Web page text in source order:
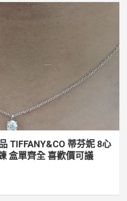
TIFFANY&CO 蒂芬妮 8心
盒單齊全 喜歡價可議